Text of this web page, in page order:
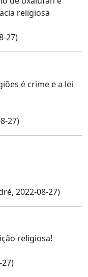
religiosa
27)
é crime e a lei
27)
2022-08-27)
religiosa!